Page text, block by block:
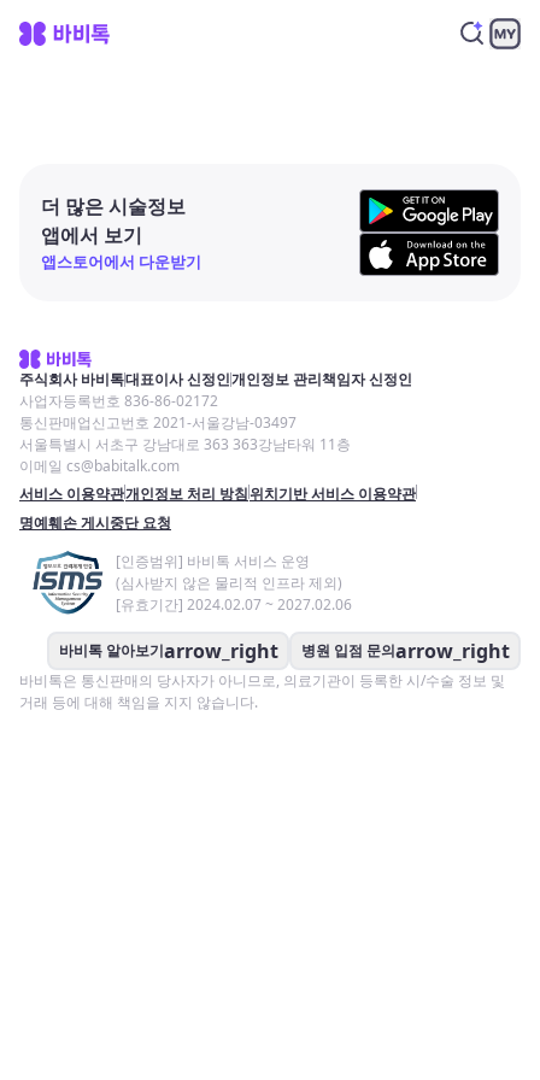
더 많은 시술정보
앱에서 보기
앱스토어에서 다운받기
주식회사 바비톡대표이사 신정인개인정보 관리책임자 신정인
사업자등록번호 836-86-02172
통신판매업신고번호 2021-서울강남-03497
서울특별시 서초구 강남대로 363 363강남타워 11층
이메일 cs@babitalk.com
서비스 이용약관개인정보 처리 방침위치기반 서비스 이용약관
명예훼손 게시중단 요청
[인증범위] 바비톡 서비스 운영
(심사받지 않은 물리적 인프라 제외)
[유효기간] 2024.02.07 ~ 2027.02.06
바비톡 알아보기arrow_right 병원 입점 문의arrow_right
바비톡은 통신판매의 당사자가 아니므로, 의료기관이 등록한 시/수술 정보 및
거래 등에 대해 책임을 지지 않습니다.